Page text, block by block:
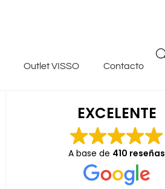
Outlet VISSO Contacto
EXCELENTE
A base de 410 reseñas